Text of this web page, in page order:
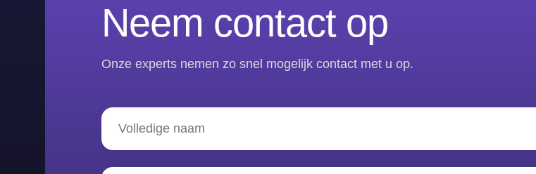
Neem contact op
Onze experts nemen zo snel mogelijk contact met u op.